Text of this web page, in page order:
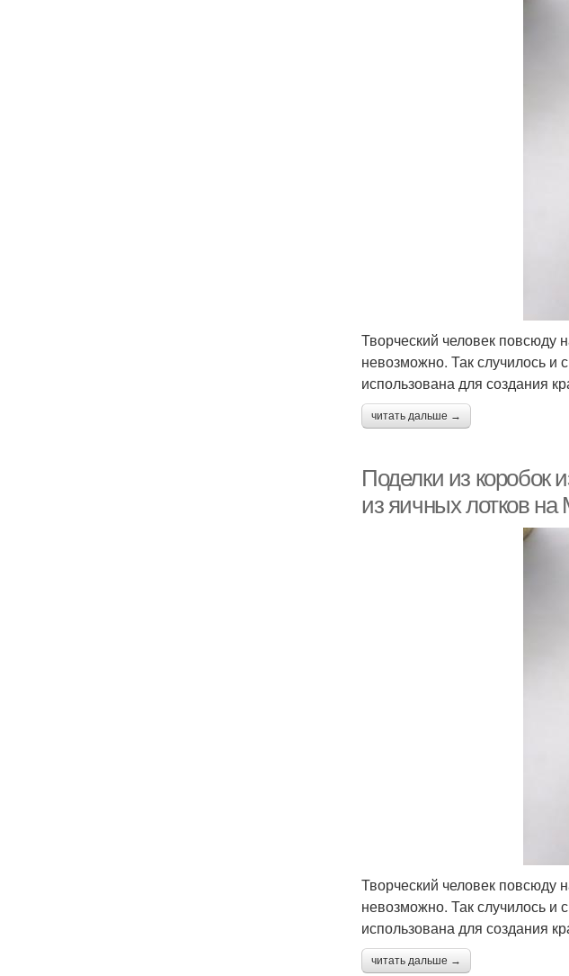
Творческий человек повсюду
невозможно. Так случилось и
использована для создания
читать дальше →
Поделки из коробок
из яичных лотков
Творческий человек повсюду
невозможно. Так случилось и
использована для создания
читать дальше →